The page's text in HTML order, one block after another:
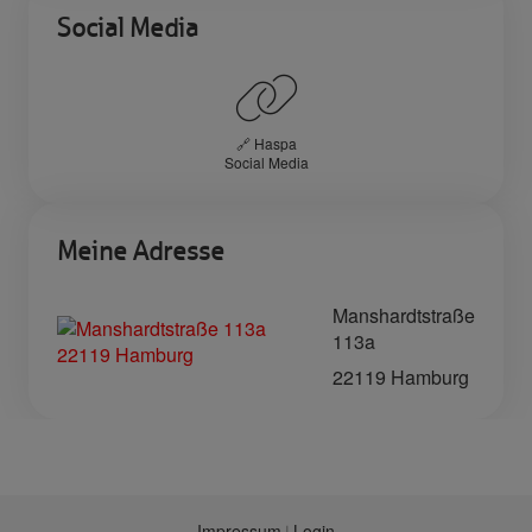
Social Media
🔗 Haspa
Social Media
Meine Adresse
Manshardtstraße
113a
22119 Hamburg